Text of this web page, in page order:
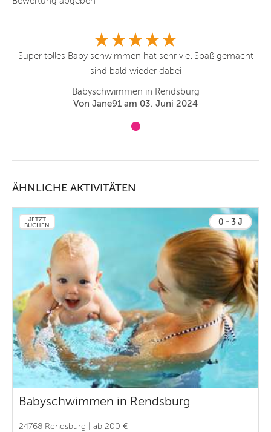
Super tolles Baby schwimmen hat sehr viel Spaß gemacht
sind bald wieder dabei
Babyschwimmen in Rendsburg
Von Jane91 am 03. Juni 2024
ÄHNLICHE AKTIVITÄTEN
JETZT
BUCHEN
0 - 3 J
Babyschwimmen in Rendsburg
24768 Rendsburg | ab 200 €